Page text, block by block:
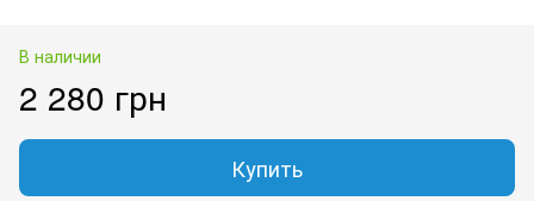
В наличии
2 280 грн
Купить